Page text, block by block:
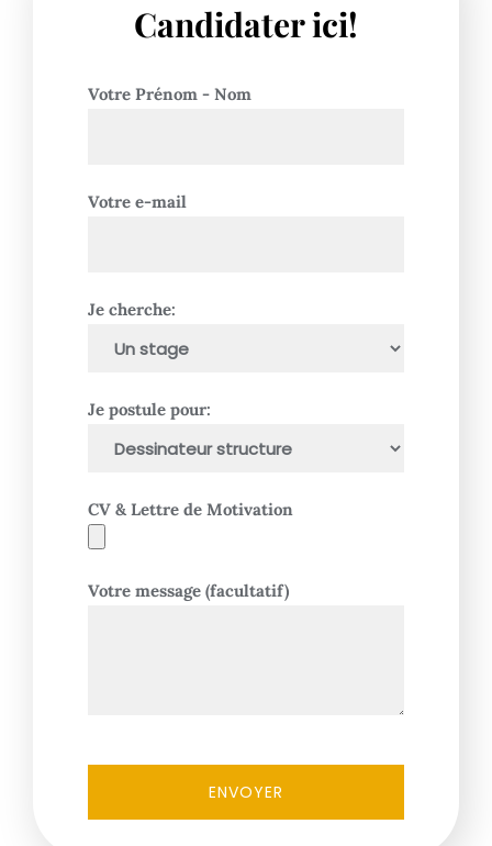
Candidater ici!
Votre Prénom - Nom
Votre e-mail
Je cherche:
Je postule pour:
CV & Lettre de Motivation
Votre message (facultatif)